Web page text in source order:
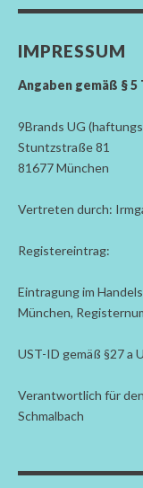
IMPRESSUM
Angaben gemäß § 5
9Brands UG
Stuntzstraße 81
81677 München
Vertreten durch:
Registereintrag:
Eintragung im
München,
UST-ID gemäß §27 a
Verantwortlich für
Schmalbach